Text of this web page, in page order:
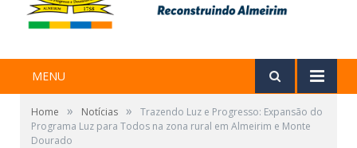
MENU
Home » Notícias »
Trazendo Luz e Progresso: Expansão do
Programa Luz para Todos na zona rural em Almeirim e Monte
Dourado